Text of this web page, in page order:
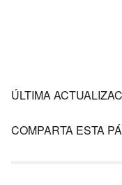
ÚLTIMA
COMPARTA ESTA